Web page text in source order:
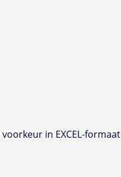
in EXCEL-formaat